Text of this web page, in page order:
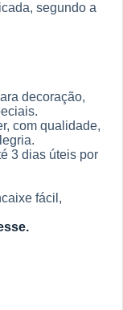
segundo a
decoração,
com qualidade,
3 dias úteis por
fácil,